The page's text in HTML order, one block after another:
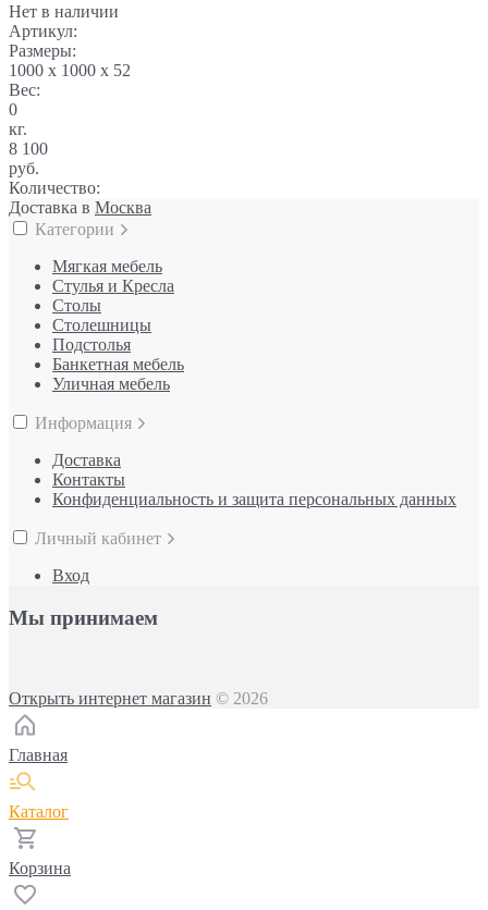
Нет в наличии
Артикул:
Размеры:
1000 x 1000 x 52
Вес:
0
кг.
8 100
руб.
Количество:
Доставка в Москва
Категории
Мягкая мебель
Стулья и Кресла
Столы
Столешницы
Подстолья
Банкетная мебель
Уличная мебель
Информация
Доставка
Контакты
Конфиденциальность и защита персональных данных
Личный кабинет
Вход
Мы принимаем
Открыть интернет магазин © 2026
Главная
Каталог
Корзина